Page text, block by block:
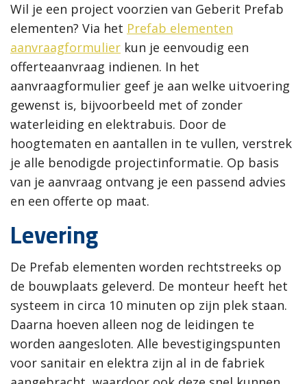
Wil je een project voorzien van Geberit Prefab
elementen? Via het Prefab elementen
aanvraagformulier kun je eenvoudig een
offerteaanvraag indienen. In het
aanvraagformulier geef je aan welke uitvoering
gewenst is, bijvoorbeeld met of zonder
waterleiding en elektrabuis. Door de
hoogtematen en aantallen in te vullen, verstrek
je alle benodigde projectinformatie. Op basis
van je aanvraag ontvang je een passend advies
en een offerte op maat.
Levering
De Prefab elementen worden rechtstreeks op
de bouwplaats geleverd. De monteur heeft het
systeem in circa 10 minuten op zijn plek staan.
Daarna hoeven alleen nog de leidingen te
worden aangesloten. Alle bevestigingspunten
voor sanitair en elektra zijn al in de fabriek